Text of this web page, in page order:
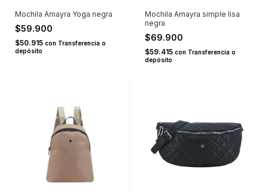
Mochila Amayra Yoga negra
$59.900
$50.915 con Transferencia o
depósito
Mochila Amayra simple lisa
negra
$69.900
$59.415 con Transferencia o
depósito